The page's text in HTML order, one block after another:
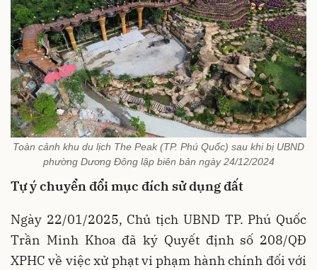
Toàn cảnh khu du lịch The Peak (TP. Phú Quốc) sau khi bị UBND
phường Dương Đông lập biên bản ngày 24/12/2024
Tự ý chuyển đổi mục đích sử dụng đất
Ngày 22/01/2025, Chủ tịch UBND TP. Phú Quốc
Trần Minh Khoa đã ký Quyết định số 208/QĐ
XPHC về việc xử phạt vi phạm hành chính đối với